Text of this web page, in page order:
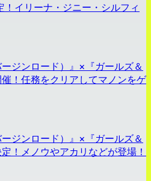
！イリーナ・ジニー・シルフィ
ジンロード）』×『ガールズ＆
！任務をクリアしてマノンをゲ
ジンロード）』×『ガールズ＆
！メノウやアカリなどが登場！